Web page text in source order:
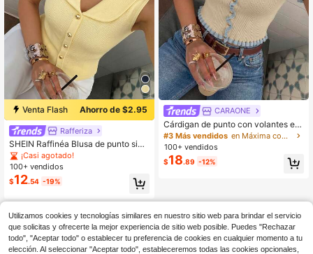
Venta Flash Ahorro de $2.95
Rafferiza
SHEIN Raffinéa Blusa de punto sin
mangas elegante color amarillo páli
do para mujer, camisa de oficina fra
ncesa con cuello tipo solapa para v
acaciones de verano, diseño ajusta
do con sentido de estilo para ir al tr
abajo
¡Casi agotado!
100+ vendidos
$12.54 -19%
CARAONE
Cárdigan de punto con volantes en
el bajo para mujer, cuello redondo, d
iseño de un solo botón de manga co
rta, uso casual diario, primavera/ver
ano
#3 Más vendidos
en Máxima comodidad Prendas de punto para mujer
100+ vendidos
$18.89 -12%
Utilizamos cookies y tecnologías similares en nuestro sitio web para brindar el servicio
que solicitas y ofrecerte la mejor experiencia de sitio web posible. Puedes "Rechazar
todo", "Aceptar todo" o establecer tu preferencia de cookies en cualquier momento a tu
elección. Al seleccionar "Aceptar todo", estableceremos todas las cookies opcionales,